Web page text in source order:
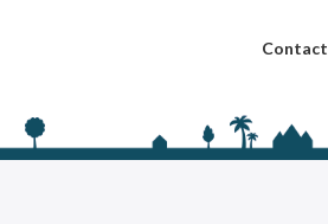
Contact